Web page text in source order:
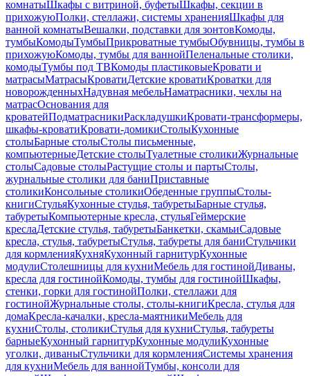
комнатыШкафы с витриной, буфетыШкафы, секции в
прихожуюПолки, стеллажи, системы храненияШкафы для
ванной комнатыВешалки, подставки для зонтовКомоды,
тумбыКомодыТумбыПрикроватные тумбыОбувницы, тумбы в
прихожуюКомоды, тумбы для ваннойПеленальные столики,
комодыТумбы под ТВКомоды пластиковыеКровати и
матрасыМатрасыКроватиДетские кроватиКроватки для
новорожденныхНадувная мебельНаматрасники, чехлы на
матрасОснования для
кроватейПодматрасникиРаскладушкиКровати-трансформеры,
шкафы-кроватиКровати-домикиСтолыКухонные
столыБарные столыСтолы письменные,
компьютерныеДетские столыТуалетные столикиЖурнальные
столыСадовые столыРастущие столы и партыСтолы,
журнальные столики для баниПриставные
столикиКонсольные столикиОбеденные группыСтолы-
книгиСтульяКухонные стулья, табуретыБарные стулья,
табуретыКомпьютерные кресла, стульяГеймерские
креслаДетские стулья, табуретыБанкетки, скамьиСадовые
кресла, стулья, табуретыСтулья, табуреты для баниСтульчики
для кормленияКухняКухонный гарнитурКухонные
модулиСтолешницы для кухниМебель для гостинойДиваны,
кресла для гостинойКомоды, тумбы для гостинойШкафы,
стенки, горки для гостинойПолки, стеллажи для
гостинойЖурнальные столы, столы-книгиКресла, стулья для
домаКресла-качалки, кресла-маятникиМебель для
кухниСтолы, столикиСтулья для кухниСтулья, табуреты
барныеКухонный гарнитурКухонные модулиКухонные
уголки, диваныСтульчики для кормленияСистемы хранения
для кухниМебель для ваннойТумбы, консоли для